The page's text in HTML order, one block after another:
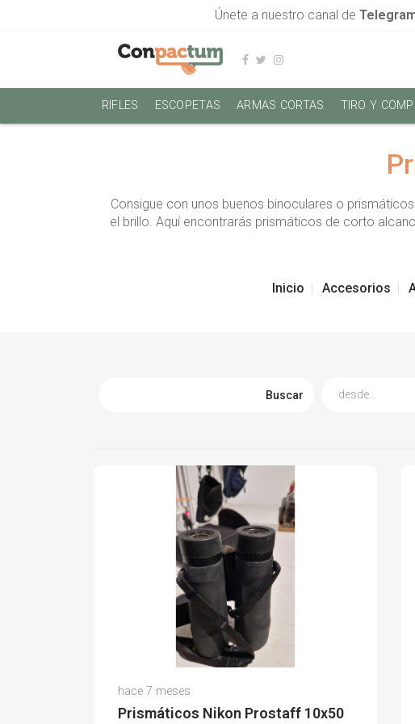
Únete a nuestro canal de
RIFLES ESCOPETAS ARMAS CORTAS TIRO Y
Consigue con unos buenos binoculares o
el brillo. Aquí encontrarás prismáticos de corto
Inicio Accesorios
Buscar
(0)
hace 7 meses
Prismáticos Nikon Prostaff 10x50